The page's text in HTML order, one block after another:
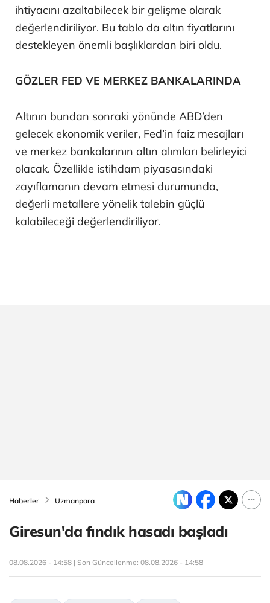
ihtiyacını azaltabilecek bir gelişme olarak
değerlendiriliyor. Bu tablo da altın fiyatlarını
destekleyen önemli başlıklardan biri oldu.
GÖZLER FED VE MERKEZ BANKALARINDA
Altının bundan sonraki yönünde ABD’den
gelecek ekonomik veriler, Fed’in faiz mesajları
ve merkez bankalarının altın alımları belirleyici
olacak. Özellikle istihdam piyasasındaki
zayıflamanın devam etmesi durumunda,
değerli metallere yönelik talebin güçlü
kalabileceği değerlendiriliyor.
Haberler Uzmanpara
Giresun'da fındık hasadı başladı
08.08.2026 - 14:58 | Son Güncellenme: 08.08.2026 - 14:58